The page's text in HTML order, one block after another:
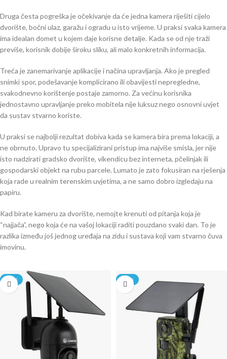
Druga česta pogreška je očekivanje da će jedna kamera riješiti cijelo
dvorište, bočni ulaz, garažu i ogradu u isto vrijeme. U praksi svaka kamera
ima idealan domet u kojem daje korisne detalje. Kada se od nje traži
previše, korisnik dobije široku sliku, ali malo konkretnih informacija.
Treća je zanemarivanje aplikacije i načina upravljanja. Ako je pregled
snimki spor, podešavanje komplicirano ili obavijesti nepregledne,
svakodnevno korištenje postaje zamorno. Za većinu korisnika
jednostavno upravljanje preko mobitela nije luksuz nego osnovni uvjet
da sustav stvarno koriste.
U praksi se najbolji rezultat dobiva kada se kamera bira prema lokaciji, a
ne obrnuto. Upravo tu specijalizirani pristup ima najviše smisla, jer nije
isto nadzirati gradsko dvorište, vikendicu bez interneta, pčelinjak ili
gospodarski objekt na rubu parcele. Lumato je zato fokusiran na rješenja
koja rade u realnim terenskim uvjetima, a ne samo dobro izgledaju na
papiru.
Kad birate kameru za dvorište, nemojte krenuti od pitanja koja je
“najjača”, nego koja će na vašoj lokaciji raditi pouzdano svaki dan. To je
razlika između još jednog uređaja na zidu i sustava koji vam stvarno čuva
imovinu.
-20% -20%